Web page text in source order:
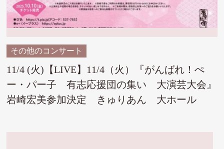
その他のコンサート
11/4 (火)【LIVE】11/4（火）『がんばれ！ぺ
ー・パー子 有志応援団の集い 大演芸大会』
岩崎宏美参加決定 きゅりあん 大ホール